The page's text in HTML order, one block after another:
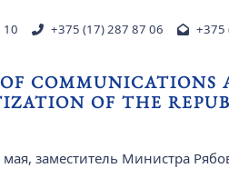
10 +375 (17) 287 87 06 +375
COMMUNICATIONS
OF THE
мая, заместитель Министра